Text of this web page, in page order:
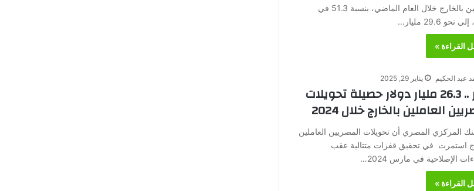
العاملين بالخارج خلال العام الماضي، بنسبة 51.3 في
نحو 29.6 مليار…
القراءة »
عبد الحكيم يناير 29, 2025
مصر .. 26.3 مليار دولار حصيلة تحويلات
العاملين بالخارج خلال 2024
المركزي المصري أن تحويلات المصريين العاملين
استمرت في تحقيق قفزات متتالية عقب
الإصلاحية في مارس 2024…
القراءة »